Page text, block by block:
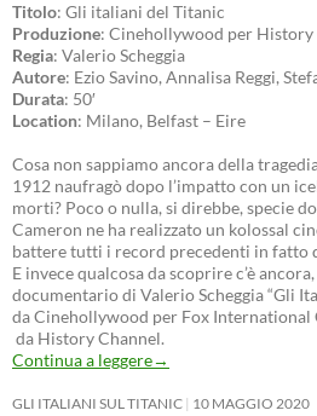
Titolo: Gli italiani del Titanic
Produzione: Cinehollywood per History
Regia: Valerio Scheggia
Autore: Ezio Savino, Annalisa Reggi,
Durata: 50′
Location: Milano, Belfast – Eire
Cosa non sappiamo ancora della
1912 naufragò dopo l’impatto con un
morti? Poco o nulla, si direbbe, specie
Cameron ne ha realizzato un kolossal
battere tutti i record precedenti in fatto
E invece qualcosa da scoprire c’è
documentario di Valerio Scheggia “Gli
da Cinehollywood per Fox International
da History Channel.
Continua a leggere→
GLI ITALIANI SUL TITANIC 10 MAGGIO 2020